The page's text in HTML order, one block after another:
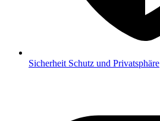
Sicherheit Schutz und Privatsphäre